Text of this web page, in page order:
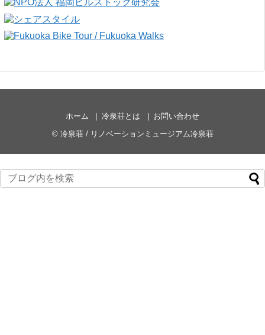
ホーム 冷泉荘とは
お問い合わせ
© 冷泉荘 / リノベーションミュージアム冷泉荘